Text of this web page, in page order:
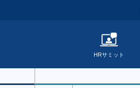
HRサミット